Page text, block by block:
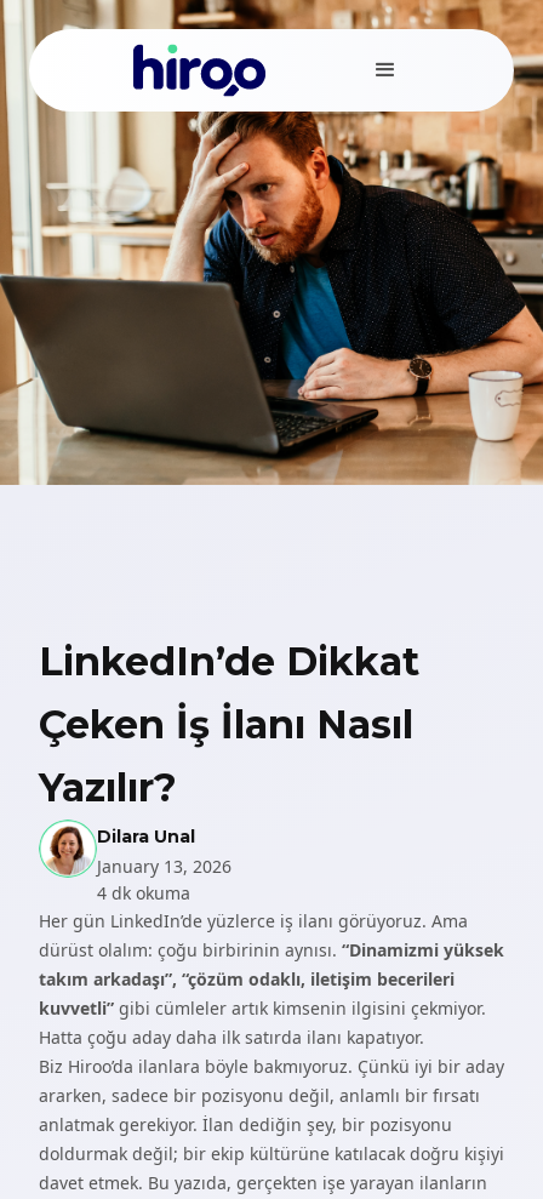
LinkedIn’de Dikkat
Çeken İş İlanı Nasıl
Yazılır?
Dilara Unal
January 13, 2026
4 dk okuma
Her gün LinkedIn’de yüzlerce iş ilanı görüyoruz. Ama
dürüst olalım: çoğu birbirinin aynısı. “Dinamizmi yüksek
takım arkadaşı”, “çözüm odaklı, iletişim becerileri
kuvvetli” gibi cümleler artık kimsenin ilgisini çekmiyor.
Hatta çoğu aday daha ilk satırda ilanı kapatıyor.
Biz Hiroo’da ilanlara böyle bakmıyoruz. Çünkü iyi bir aday
ararken, sadece bir pozisyonu değil, anlamlı bir fırsatı
anlatmak gerekiyor. İlan dediğin şey, bir pozisyonu
doldurmak değil; bir ekip kültürüne katılacak doğru kişiyi
davet etmek. Bu yazıda, gerçekten işe yarayan ilanların